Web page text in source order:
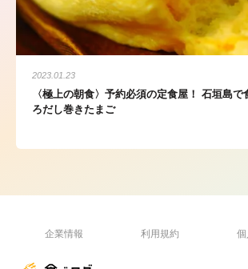
2023.01.23
〈極上の朝食〉予約必須の定食屋！ 石垣島で
ろだし巻きたまご
企業情報 利用規約